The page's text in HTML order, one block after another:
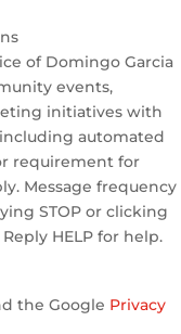
of Domingo Garcia
events,
initiatives with
automated
requirement for
Message frequency
STOP or clicking
HELP for help.
the Google Privacy